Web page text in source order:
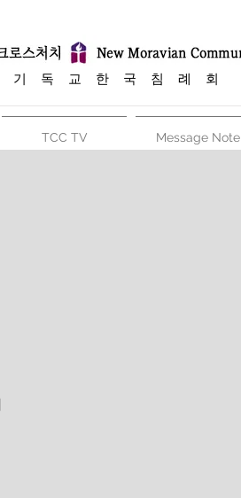
​기 독 교 한 국 침 례 회
TCC TV Message Note